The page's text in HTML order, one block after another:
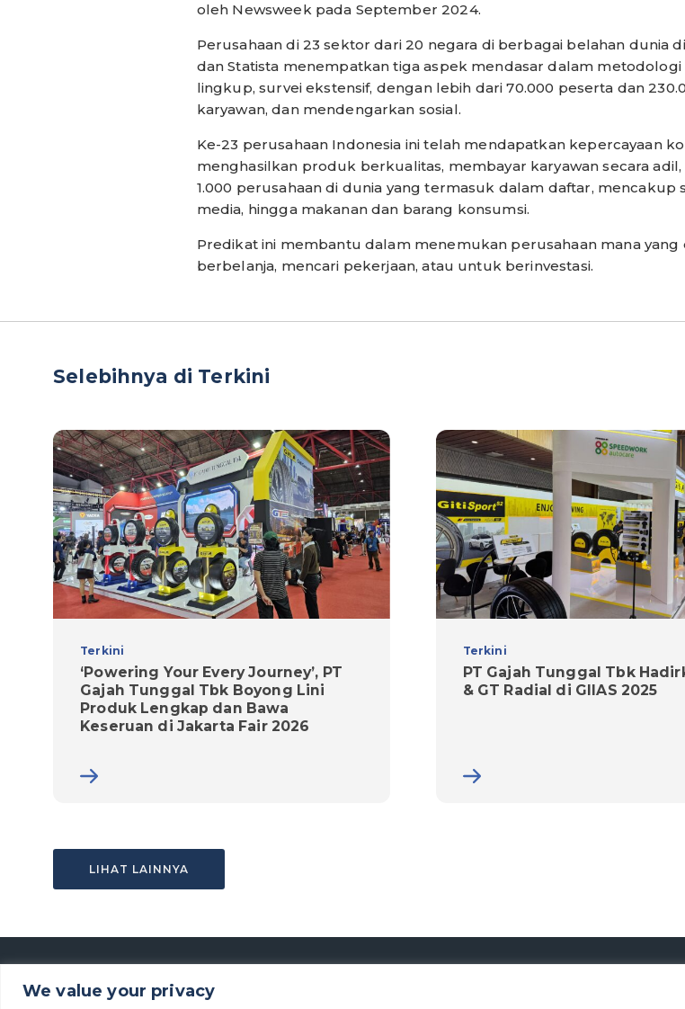
We value your privacy
oleh Newsweek pada September 2024.
Perusahaan di 23 sektor dari 20 negara di berbagai belahan dunia
dan Statista menempatkan tiga aspek mendasar dalam
lingkup, survei ekstensif, dengan lebih dari 70.000 peserta dan
karyawan, dan mendengarkan sosial.
Ke-23 perusahaan Indonesia ini telah mendapatkan kepercayaan
menghasilkan produk berkualitas, membayar karyawan secara
1.000 perusahaan di dunia yang termasuk dalam daftar,
media, hingga makanan dan barang konsumsi.
Predikat ini membantu dalam menemukan perusahaan mana
berbelanja, mencari pekerjaan, atau untuk berinvestasi.
Selebihnya di Terkini
Terkini
‘Powering Your Every Journey’, PT
Gajah Tunggal Tbk Boyong Lini
Produk Lengkap dan Bawa
Keseruan di Jakarta Fair 2026
Terkini
PT Gajah Tunggal Tbk
& GT Radial di GIIAS 2025
LIHAT LAINNYA